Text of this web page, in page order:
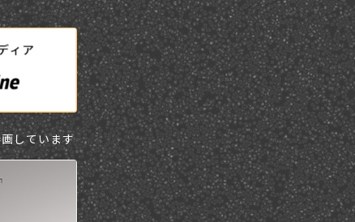
しています